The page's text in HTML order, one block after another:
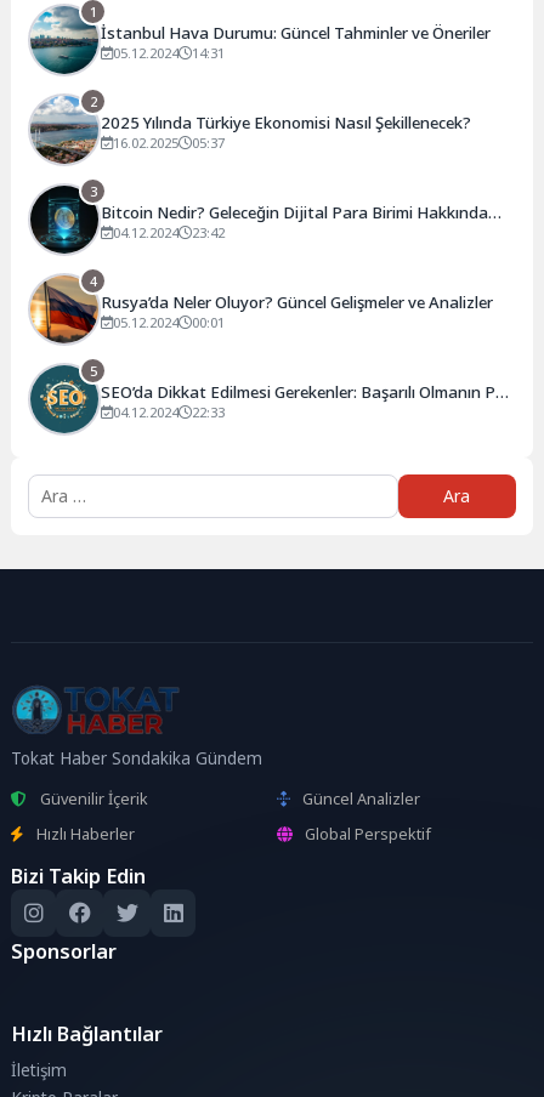
1
İstanbul Hava Durumu: Güncel Tahminler ve Öneriler
05.12.2024 14:31
2
2025 Yılında Türkiye Ekonomisi Nasıl Şekillenecek?
16.02.2025 05:37
3
Bitcoin Nedir? Geleceğin Dijital Para Birimi Hakkında
Bilmeniz Gerekenler
04.12.2024 23:42
4
Rusya’da Neler Oluyor? Güncel Gelişmeler ve Analizler
05.12.2024 00:01
5
SEO’da Dikkat Edilmesi Gerekenler: Başarılı Olmanın Püf
Noktaları
04.12.2024 22:33
Tokat Haber Sondakika Gündem
Güvenilir İçerik
Güncel Analizler
Hızlı Haberler
Global Perspektif
Bizi Takip Edin
Sponsorlar
Hızlı Bağlantılar
İletişim